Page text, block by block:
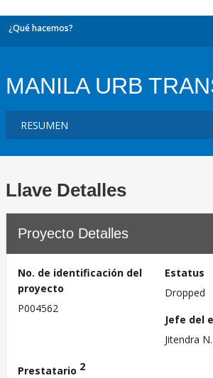
¿Qué hacemos?
MANILA URB
Llave Detalles
Proyecto Detalles
No. de identificación del
proyecto
P004562
Estatus
Dropped
Jefe del
Jitendra
Prestatario 2